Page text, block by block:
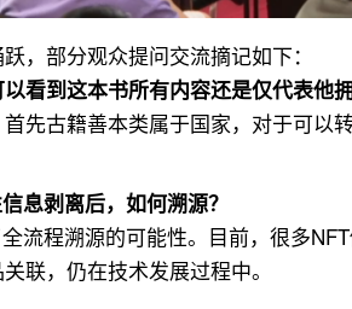
，部分观众提问交流摘记如下：
看到这本书所有内容还是仅代表他
先古籍善本类属于国家，对于可
息剥离后，如何溯源？
流程溯源的可能性。目前，很多
联，仍在技术发展过程中。